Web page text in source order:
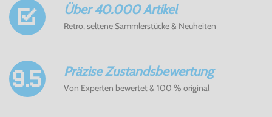
Über 40.000 Artikel
Retro, seltene Sammlerstücke & Neuheiten
Präzise Zustandsbewertung
Von Experten bewertet & 100 % original